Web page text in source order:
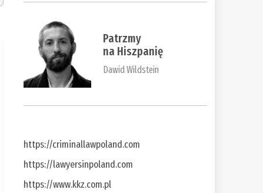
Patrzmy
na Hiszpanię
Dawid Wildstein
https://criminallawpoland.com
https://lawyersinpoland.com
https://www.kkz.com.pl